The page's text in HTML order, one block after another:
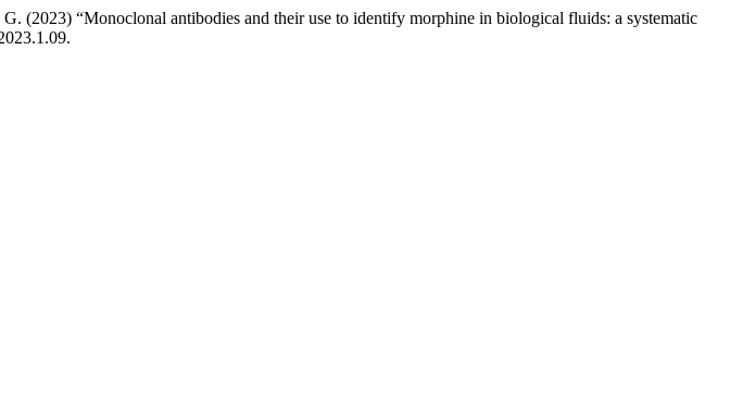
(2023) “Monoclonal antibodies and their use to identify morphine in biological fluids: a systematic